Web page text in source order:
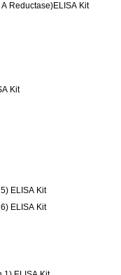
Reductase)ELISA Kit
Kit
ELISA Kit
ELISA Kit